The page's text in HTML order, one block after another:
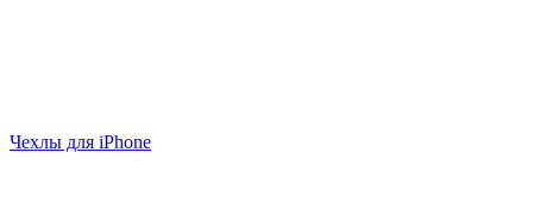
Чехлы для iPhone